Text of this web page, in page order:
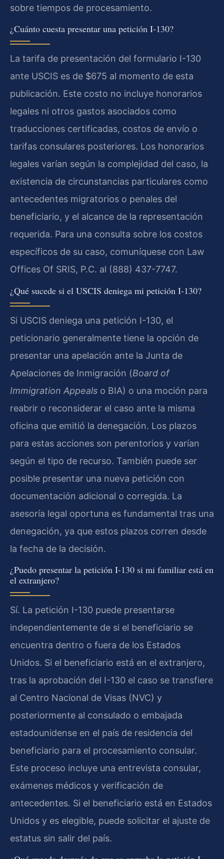
sobre tiempos de procesamiento.
¿Cuánto cuesta presentar una petición I-130?
La tarifa de presentación del formulario I-130
ante USCIS es de $675 al momento de esta
publicación. Este costo no incluye honorarios
legales ni otros gastos asociados como
traducciones certificadas, costos de envío o
tarifas consulares posteriores. Los honorarios
legales varían según la complejidad del caso, la
existencia de circunstancias particulares como
antecedentes migratorios o penales del
beneficiario, y el alcance de la representación
requerida. Para una consulta sobre los costos
específicos de su caso, comuníquese con Law
Offices Of SRIS, P.C. al (888) 437-7747.
¿Qué sucede si el USCIS deniega mi petición I-130?
Si USCIS deniega una petición I-130, el
peticionario generalmente tiene la opción de
presentar una apelación ante la Junta de
Apelaciones de Inmigración (Board of
Immigration Appeals o BIA) o una moción para
reabrir o reconsiderar el caso ante la misma
oficina que emitió la denegación. Los plazos
para estas acciones son perentorios y varían
según el tipo de recurso. También puede ser
posible presentar una nueva petición con
documentación adicional o corregida. La
asesoría legal oportuna es fundamental tras una
denegación, ya que estos plazos corren desde
la fecha de la decisión.
¿Puedo presentar la petición I-130 si mi familiar está en
el extranjero?
Sí. La petición I-130 puede presentarse
independientemente de si el beneficiario se
encuentra dentro o fuera de los Estados
Unidos. Si el beneficiario está en el extranjero,
tras la aprobación del I-130 el caso se transfiere
al Centro Nacional de Visas (NVC) y
posteriormente al consulado o embajada
estadounidense en el país de residencia del
beneficiario para el procesamiento consular.
Este proceso incluye una entrevista consular,
exámenes médicos y verificación de
antecedentes. Si el beneficiario está en Estados
Unidos y es elegible, puede solicitar el ajuste de
estatus sin salir del país.